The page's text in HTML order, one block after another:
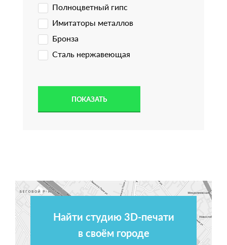
Полноцветный гипс
Имитаторы металлов
Бронза
Сталь нержавеющая
Найти студию 3D-печати
в своём городе